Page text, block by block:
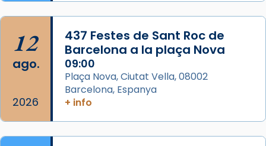
View on Facebook · Share
12
ago.
2026
437 Festes de Sant Roc de
Barcelona a la plaça Nova
09:00
Plaça Nova, Ciutat Vella, 08002
Barcelona, Espanya
+ info